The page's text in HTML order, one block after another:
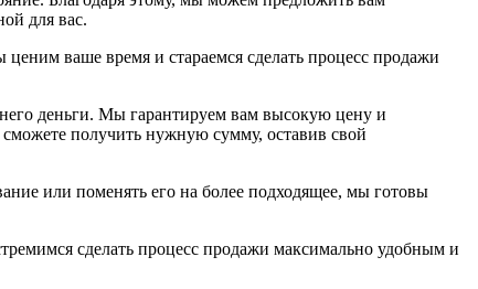
для вас.
ваше время и стараемся сделать процесс продажи
деньги. Мы гарантируем вам высокую цену и
получить нужную сумму, оставив свой
или поменять его на более подходящее, мы готовы
сделать процесс продажи максимально удобным и